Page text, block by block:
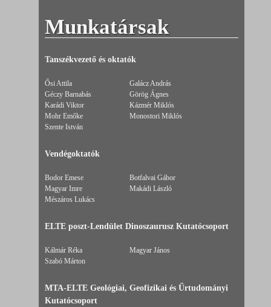
Munkatársak
Tanszékvezető és oktatók
Ősi Attila
Galácz András
Géczy Barnabás
Görög Ágnes
Karádi Viktor
Kázmér Miklós
Mohr Emőke
Monostori Miklós
Szente István
Vendégoktatók
Bodor Emese
Botfalvai Gábor
Magyar Imre
Makádi László
Mészáros Lukács
ELTE poszt-Lendület Dinoszaurusz Kutatócsoport
Kálmár Réka
Magyar János
Szabó Márton
MTA-ELTE Geológiai, Geofizikai és Űrtudományi
Kutatócsoport